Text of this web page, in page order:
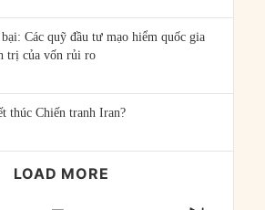
Các quỹ đầu tư mạo hiểm quốc gia
trị của vốn rủi ro
thúc Chiến tranh Iran?
LOAD MORE